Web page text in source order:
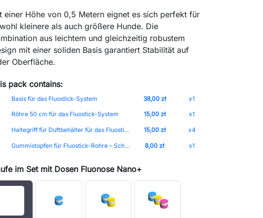
einer Höhe von 0,5 Metern eignet es sich perfekt für
kleinere als auch größere Hunde. Die
aus leichtem und gleichzeitig robustem
mit einer soliden Basis garantiert Stabilität auf
Oberfläche.
pack contains:
Basis für das Fluostick-System 38,00 zł x1
Röhre 50 cm für das Fluostick-System 15,00 zł x1
Haltegriff für Duftbehälter für das Fluostick-System 15,00 zł x4
Gummistopfen für Fluostick-Rohre – Schutzabdeckung 8,00 zł x1
im Set mit Dosen Fluonose Nano+